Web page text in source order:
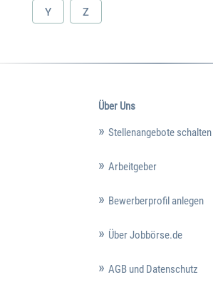
Y Z
Über Uns
Stellenangebote schalten
Arbeitgeber
Bewerberprofil anlegen
Über Jobbörse.de
AGB und Datenschutz